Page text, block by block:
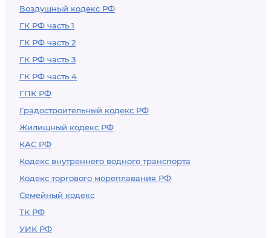
Воздушный кодекс РФ
ГК РФ часть 1
ГК РФ часть 2
ГК РФ часть 3
ГК РФ часть 4
ГПК РФ
Градостроительный кодекс РФ
Жилищный кодекс РФ
КАС РФ
Кодекс внутреннего водного транспорта
Кодекс торгового мореплавания РФ
Семейный кодекс
ТК РФ
УИК РФ